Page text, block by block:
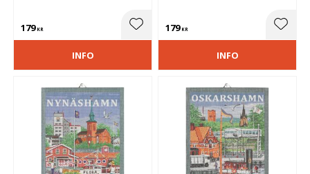
179KR Lägg till i favoriter
INFO
179KR
INFO